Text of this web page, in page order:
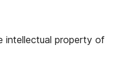
intellectual property of